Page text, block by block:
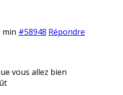
min #58948 Répondre
vous allez bien